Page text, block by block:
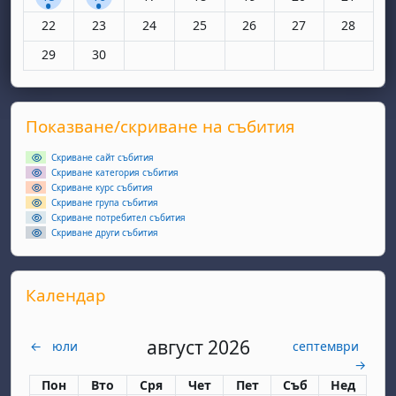
Няма събития, понеделник, 22 юни
22 Няма събития, вторник, 23 юни
23 Няма събития, сряда, 24 юни
24 Няма събития, четвъртък, 25 юни
25 Няма събития, петък, 26
26 Няма събития,
27 Няма
28
Няма събития, понеделник, 29 юни
29 Няма събития, вторник, 30 юни
30
Supplementary blocks
Прескочи Показване/скриване на събития
Показване/скриване на събития
Скриване сайт събития
Скриване категория събития
Скриване курс събития
Скриване група събития
Скриване потребител събития
Скриване други събития
Прескочи Календар
Календар
← юли август 2026
септември
→
Понеделник
Пон вторник
Вто сряда
Сря четвъртък
Чет петък
Пет събота
Съб неделя
Нед